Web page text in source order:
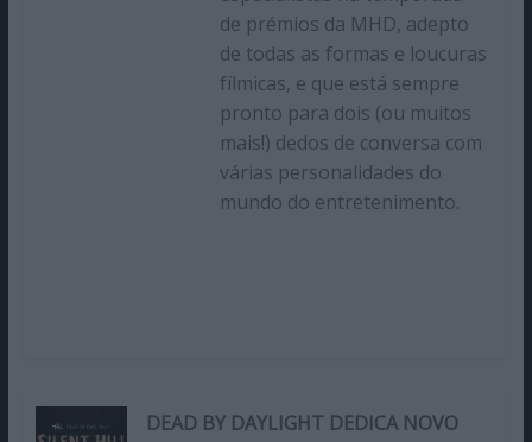
de prémios da MHD, adepto
de todas as formas e loucuras
fílmicas, e que está sempre
pronto para dois (ou muitos
mais!) dedos de conversa com
várias personalidades do
mundo do entretenimento.
DEAD BY DAYLIGHT DEDICA NOVO